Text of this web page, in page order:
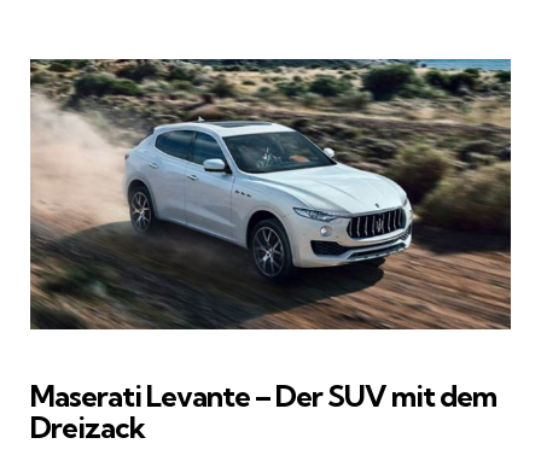
Maserati Levante – Der SUV mit dem
Dreizack